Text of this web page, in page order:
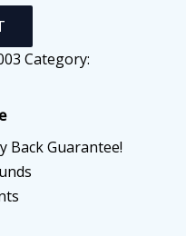
Category:
Back Guarantee!